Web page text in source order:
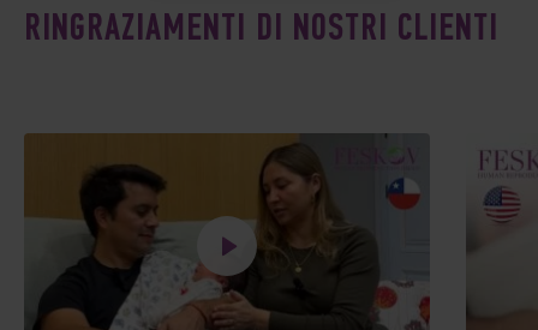
RINGRAZIAMENTI DI NOSTRI CLIENTI